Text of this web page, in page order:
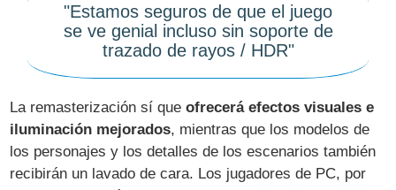
"Estamos seguros de que el juego
se ve genial incluso sin soporte de
trazado de rayos / HDR"
La remasterización sí queofrecerá efectos visuales e
iluminación mejorados, mientras que los modelos de
los personajes y los detalles de los escenarios también
recibirán un lavado de cara. Los jugadores de PC, por